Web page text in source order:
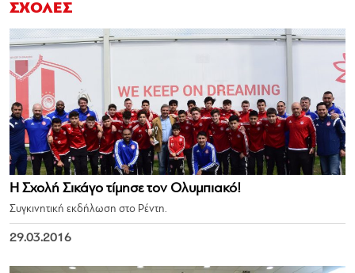
ΣΧΟΛΕΣ
Η Σχολή Σικάγο τίμησε τον Ολυμπιακό!
Συγκινητική εκδήλωση στο Ρέντη.
29.03.2016